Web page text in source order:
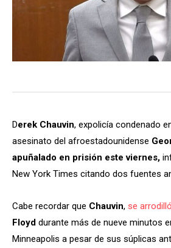
Derek Chauvin, expolicía condenado
asesinato del afroestadounidense
apuñalado en prisión este viernes,
New York Times citando dos fuentes
Cabe recordar que Chauvin, se
Floyd durante más de nueve minutos
Minneapolis a pesar de sus súplicas